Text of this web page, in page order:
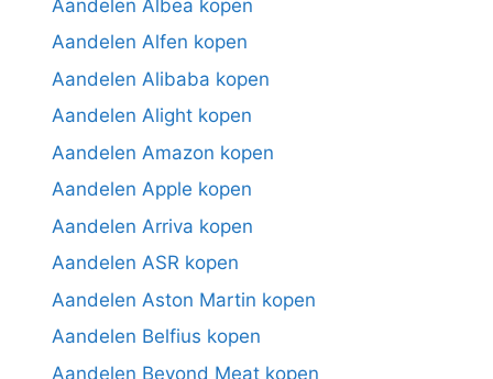
Aandelen Albea kopen
Aandelen Alfen kopen
Aandelen Alibaba kopen
Aandelen Alight kopen
Aandelen Amazon kopen
Aandelen Apple kopen
Aandelen Arriva kopen
Aandelen ASR kopen
Aandelen Aston Martin kopen
Aandelen Belfius kopen
Aandelen Beyond Meat kopen